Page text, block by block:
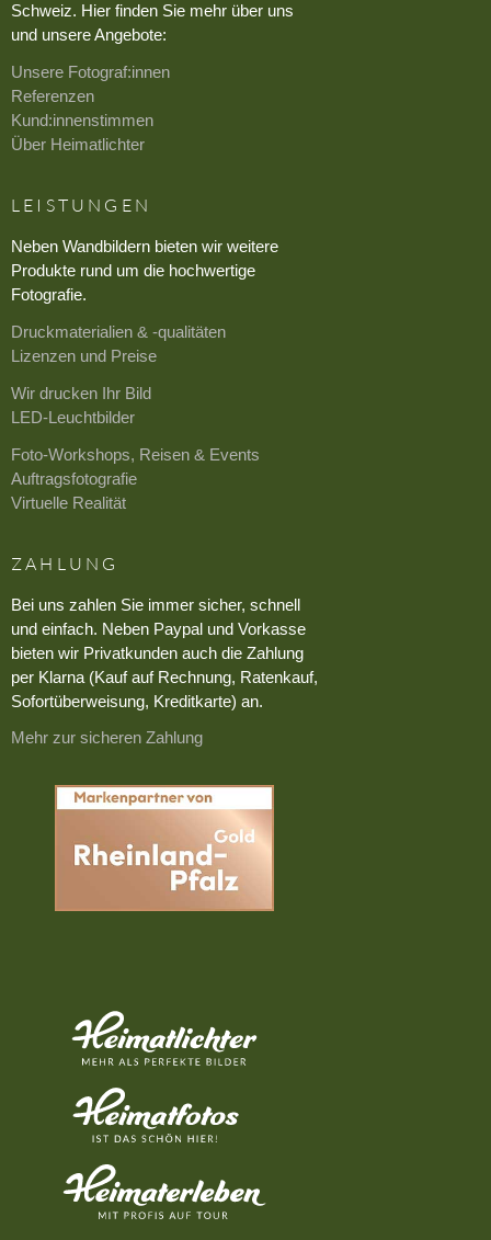
Schweiz. Hier finden Sie mehr über uns
und unsere Angebote:
Unsere Fotograf:innen
Referenzen
Kund:innenstimmen
Über Heimatlichter
LEISTUNGEN
Neben Wandbildern bieten wir weitere
Produkte rund um die hochwertige
Fotografie.
Druckmaterialien & -qualitäten
Lizenzen und Preise
Wir drucken Ihr Bild
LED-Leuchtbilder
Foto-Workshops, Reisen & Events
Auftragsfotografie
Virtuelle Realität
ZAHLUNG
Bei uns zahlen Sie immer sicher, schnell
und einfach. Neben Paypal und Vorkasse
bieten wir Privatkunden auch die Zahlung
per Klarna (Kauf auf Rechnung, Ratenkauf,
Sofortüberweisung, Kreditkarte) an.
Mehr zur sicheren Zahlung